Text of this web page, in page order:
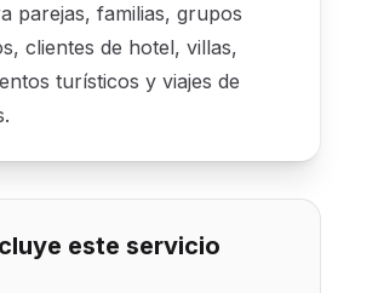
parejas, familias, grupos
clientes de hotel, villas,
turísticos y viajes de
este servicio